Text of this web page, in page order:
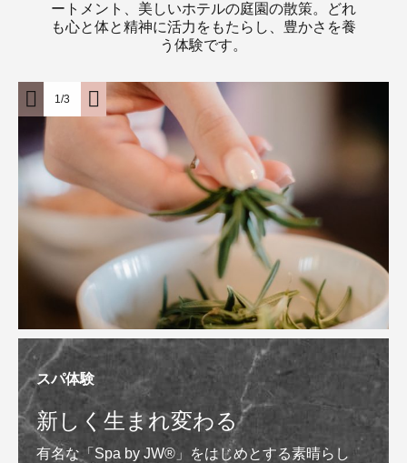
ートメント、美しいホテルの庭園の散策。どれ
も心と体と精神に活力をもたらし、豊かさを養
う体験です。
1/3
新しく生まれ変わる
スパ体験
有名な「Spa by JW®」をはじめとする素晴らし